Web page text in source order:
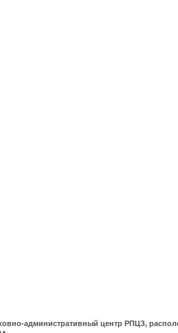
административный центр РПЦЗ,